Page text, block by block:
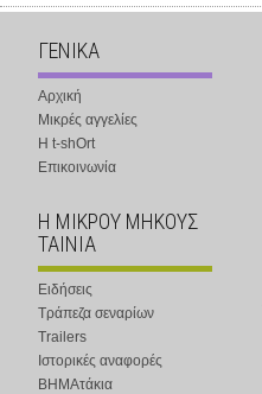
ΓΕΝΙΚΑ
Αρχική
Μικρές αγγελίες
Η t-shOrt
Επικοινωνία
Η ΜΙΚΡΟΥ ΜΗΚΟΥΣ
ΤΑΙΝΙΑ
Ειδήσεις
Τράπεζα σεναρίων
Trailers
Ιστορικές αναφορές
ΒΗΜΑτάκια